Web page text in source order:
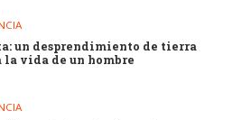
un desprendimiento de tierra
la vida de un hombre